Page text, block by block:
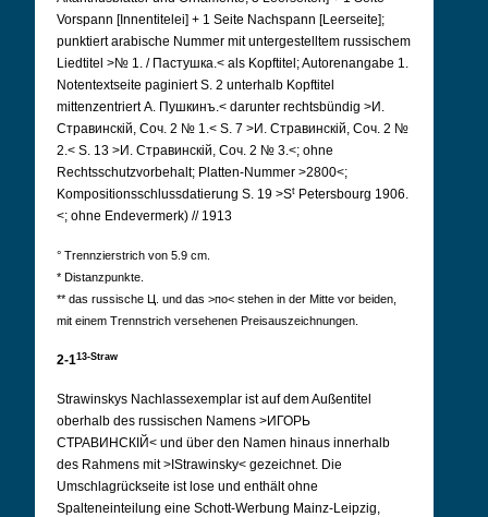
Vorspann [Innentitelei] + 1 Seite Nachspann [Leerseite];
punktiert arabische Nummer mit untergestelltem russischem
Liedtitel >№ 1. / Пастушка.< als Kopftitel; Autorenangabe 1.
Notentextseite paginiert S. 2 unterhalb Kopftitel
mittenzentriert А. Пушкинъ.< darunter rechtsbündig >И.
Стравинскій, Соч. 2 № 1.< S. 7 >И. Стравинскій, Соч. 2 №
2.< S. 13 >И. Стравинскій, Соч. 2 № 3.<; ohne
Rechtsschutzvorbehalt; Platten-Nummer >2800<;
Kompositionsschlussdatierung S. 19 >St Petersbourg 1906.
<; ohne Endevermerk) // 1913
° Trennzierstrich von 5.9 cm.
* Distanzpunkte.
** das russische Ц. und das >по< stehen in der Mitte vor beiden,
mit einem Trennstrich versehenen Preisauszeichnungen.
2-113-Straw
Strawinskys Nachlassexemplar ist auf dem Außentitel
oberhalb des russischen Namens >ИГОРЬ
СТРАВИНСКIЙ< und über den Namen hinaus innerhalb
des Rahmens mit >IStrawinsky< gezeichnet. Die
Umschlagrückseite ist lose und enthält ohne
Spalteneinteilung eine Schott-Werbung Mainz-Leipzig,